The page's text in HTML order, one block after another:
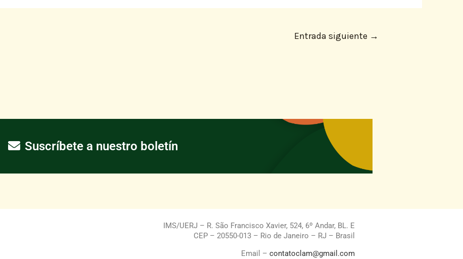
Entrada siguiente →
Suscríbete a nuestro boletín
IMS/UERJ – R. São Francisco Xavier, 524, 6º Andar, BL. E
CEP – 20550-013 – Rio de Janeiro – RJ – Brasil
Email – contatoclam@gmail.com